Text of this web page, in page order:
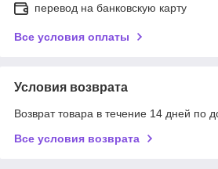
перевод на банковскую карту
Все условия оплаты
Условия возврата
Возврат товара в течение 14 дней по
Все условия возврата